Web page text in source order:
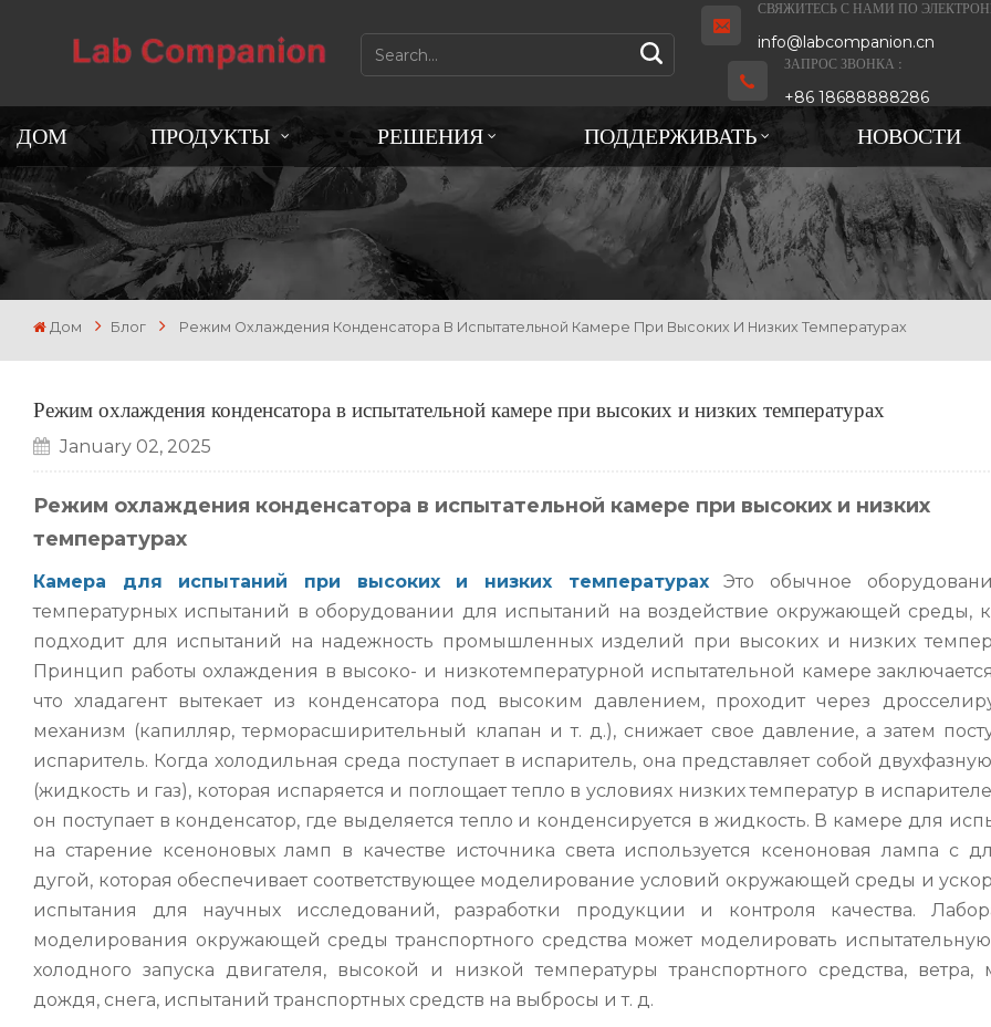
СВЯЖИТЕСЬ С НАМИ ПО
info@labcompanion.cn
ЗАПРОС ЗВОНКА :
+86 18688888286
ДОМ ПРОДУКТЫ РЕШЕНИЯ ПОДДЕРЖИВАТЬ НОВОСТИ
Дом Блог Режим Охлаждения Конденсатора В Испытательной Камере При Высоких И Низких Температурах
Режим охлаждения конденсатора в испытательной камере при высоких и низких температурах
January 02, 2025
Режим охлаждения конденсатора в испытательной камере при высоких и низких
температурах
Камера для испытаний при высоких и низких температурахЭто обычное
температурных испытаний в оборудовании для испытаний на воздействие окружающей среды,
подходит для испытаний на надежность промышленных изделий при высоких и низких
Принцип работы охлаждения в высоко- и низкотемпературной испытательной камере
что хладагент вытекает из конденсатора под высоким давлением, проходит через
механизм (капилляр, терморасширительный клапан и т. д.), снижает свое давление, а затем
испаритель. Когда холодильная среда поступает в испаритель, она представляет собой
(жидкость и газ), которая испаряется и поглощает тепло в условиях низких температур в
он поступает в конденсатор, где выделяется тепло и конденсируется в жидкость. В камере для
на старение ксеноновых ламп в качестве источника света используется ксеноновая лампа с
дугой, которая обеспечивает соответствующее моделирование условий окружающей среды и
испытания для научных исследований, разработки продукции и контроля качества.
моделирования окружающей среды транспортного средства может моделировать
холодного запуска двигателя, высокой и низкой температуры транспортного средства, ветра,
дождя, снега, испытаний транспортных средств на выбросы и т. д.